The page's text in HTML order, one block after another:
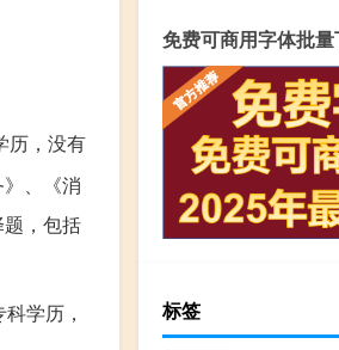
历，没有
、《消
，包括
学历，
免费可商用字体批
标签